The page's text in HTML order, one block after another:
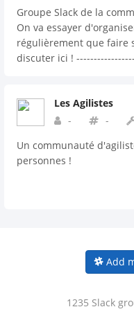
Groupe Slack de la
On va essayer
régulièrement que faire
discuter ici !
discuss! All content will
Javascript, web...
Les Agilistes
-
-
Un communauté
personnes !
Add
1235 Slack